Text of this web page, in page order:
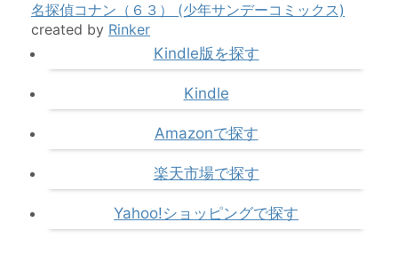
名探偵コナン（６３） (少年サンデーコミックス)
created by Rinker
Kindle版を探す
Kindle
Amazonで探す
楽天市場で探す
Yahoo!ショッピングで探す